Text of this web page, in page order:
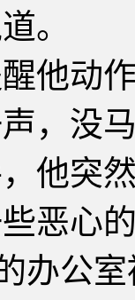
。
动作
声，没
他突
恶心
的办